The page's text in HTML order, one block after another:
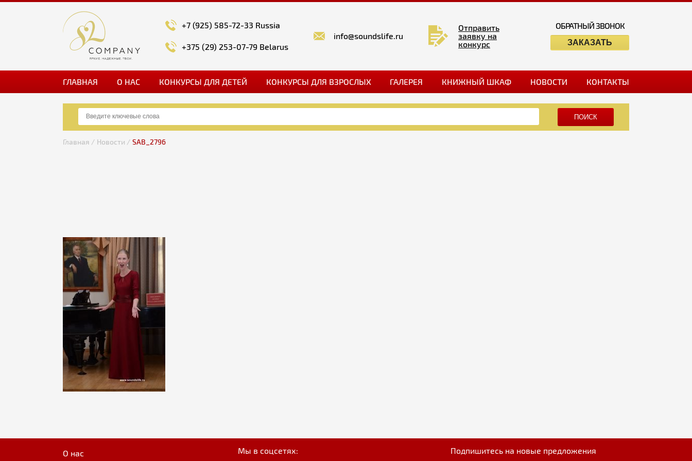
+7 (925) 585-72-33 Russia
+375 (29) 253-07-79 Belarus
info@soundslife.ru
Отправить
заявку на
конкурс
ОБРАТНЫЙ ЗВОНОК
ЗАКАЗАТЬ
ГЛАВНАЯ О НАС КОНКУРСЫ ДЛЯ ДЕТЕЙ КОНКУРСЫ ДЛЯ ВЗРОСЛЫХ ГАЛЕРЕЯ КНИЖНЫЙ ШКАФ НОВОСТИ КОНТАКТЫ
ПОИСК
Главная / Новости / SAB_2796
О нас
Мы в соцсетях: Подпишитесь на новые предложения